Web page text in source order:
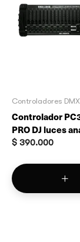
Controladores DMX
Controlador
PRO DJ luces
$ 390.000